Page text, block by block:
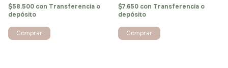
$58.500 con Transferencia o
depósito
$7.650 con Transferencia o
depósito